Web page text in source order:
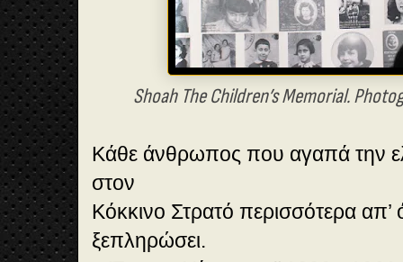
Shoah The Children’s Memorial.
Κάθε άνθρωπος που αγαπά την
στον
Κόκκινο Στρατό περισσότερα απ’
ξεπληρώσει.